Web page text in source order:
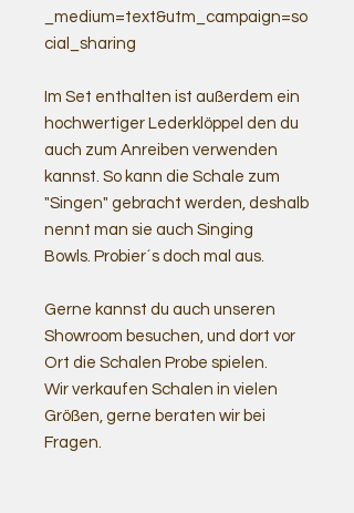
_medium=text&utm_campaign=so
cial_sharing
Im Set enthalten ist außerdem ein
hochwertiger Lederklöppel den du
auch zum Anreiben verwenden
kannst. So kann die Schale zum
"Singen" gebracht werden, deshalb
nennt man sie auch Singing
Bowls. Probier´s doch mal aus.
Gerne kannst du auch unseren
Showroom besuchen, und dort vor
Ort die Schalen Probe spielen.
Wir verkaufen Schalen in vielen
Größen, gerne beraten wir bei
Fragen.